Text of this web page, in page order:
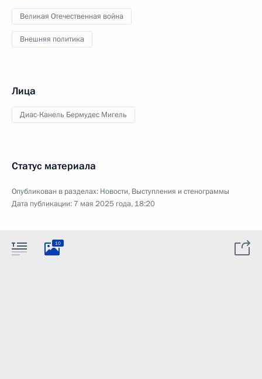
Великая Отечественная война
Внешняя политика
Лица
Диас-Канель Бермудес Мигель
Статус материала
Опубликован в разделах: Новости, Выступления и стенограммы
Дата публикации: 7 мая 2025 года, 18:20
10